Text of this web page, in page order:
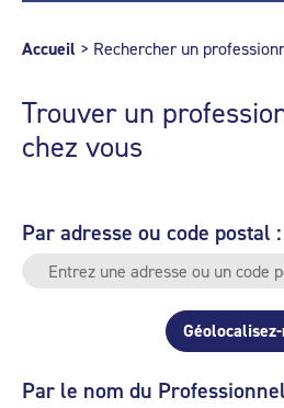
Accueil > Rechercher un
Trouver un
chez vous
Par adresse ou code postal :
Par le nom du